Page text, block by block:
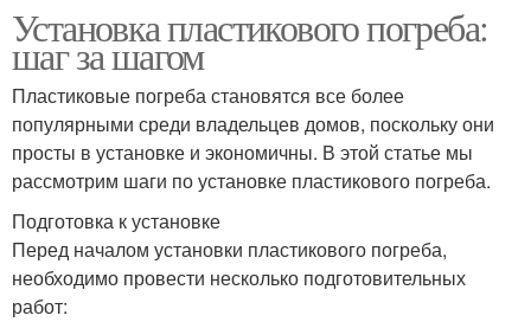
Установка пластикового погреба:
шаг за шагом
Пластиковые погреба становятся все более
популярными среди владельцев домов, поскольку они
просты в установке и экономичны. В этой статье мы
рассмотрим шаги по установке пластикового погреба.
Подготовка к установке
Перед началом установки пластикового погреба,
необходимо провести несколько подготовительных
работ: